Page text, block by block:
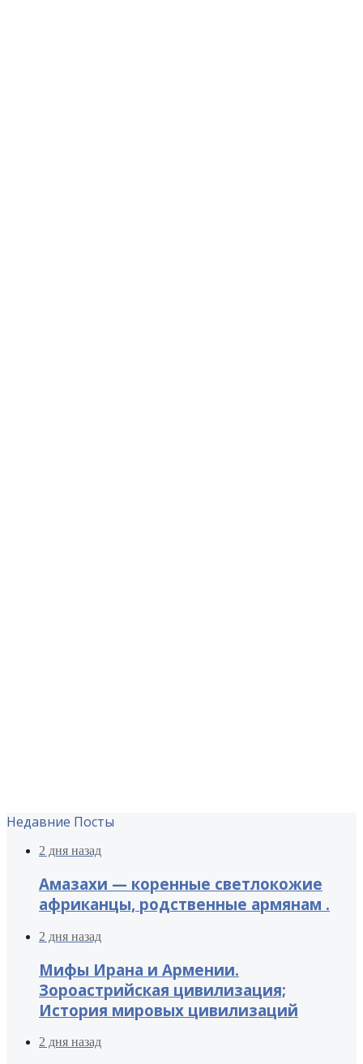
Недавние Посты
2 дня назад
Амазахи — коренные светлокожие
африканцы, родственные армянам .
2 дня назад
Мифы Ирана и Армении.
Зороастрийская цивилизация;
История мировых цивилизаций
2 дня назад